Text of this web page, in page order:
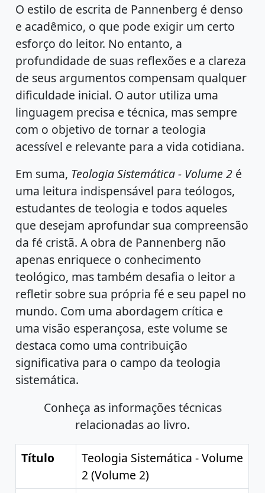
O estilo de escrita de Pannenberg é denso
e acadêmico, o que pode exigir um certo
esforço do leitor. No entanto, a
profundidade de suas reflexões e a clareza
de seus argumentos compensam qualquer
dificuldade inicial. O autor utiliza uma
linguagem precisa e técnica, mas sempre
com o objetivo de tornar a teologia
acessível e relevante para a vida cotidiana.
Em suma, Teologia Sistemática - Volume 2 é
uma leitura indispensável para teólogos,
estudantes de teologia e todos aqueles
que desejam aprofundar sua compreensão
da fé cristã. A obra de Pannenberg não
apenas enriquece o conhecimento
teológico, mas também desafia o leitor a
refletir sobre sua própria fé e seu papel no
mundo. Com uma abordagem crítica e
uma visão esperançosa, este volume se
destaca como uma contribuição
significativa para o campo da teologia
sistemática.
Conheça as informações técnicas
relacionadas ao livro.
Título
Teologia Sistemática - Volume
2 (Volume 2)